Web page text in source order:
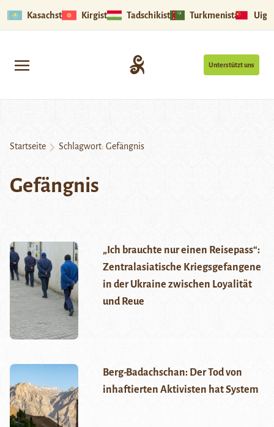
Kasachstan Kirgistan Tadschikistan Turkmenistan
Unterstützt uns
Startseite Schlagwort: Gefängnis
Gefängnis
„Ich brauchte nur einen Reisepass“:
Zentralasiatische Kriegsgefangene
in der Ukraine zwischen Loyalität
und Reue
Berg-Badachschan: Der Tod von
inhaftierten Aktivisten hat System